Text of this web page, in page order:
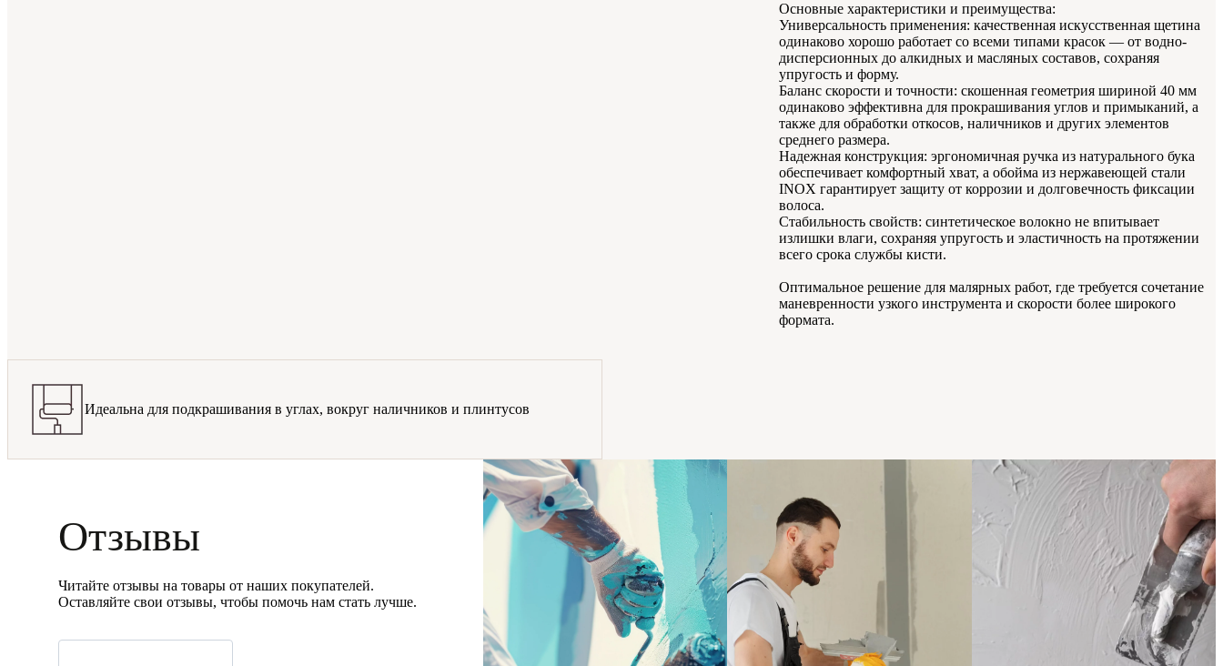
Основные характеристики и преимущества:
Универсальность применения: качественная искусственная щетина
одинаково хорошо работает со всеми типами красок — от водно-
дисперсионных до алкидных и масляных составов, сохраняя
упругость и форму.
Баланс скорости и точности: скошенная геометрия шириной 40 мм
одинаково эффективна для прокрашивания углов и примыканий, а
также для обработки откосов, наличников и других элементов
среднего размера.
Надежная конструкция: эргономичная ручка из натурального бука
обеспечивает комфортный хват, а обойма из нержавеющей стали
INOX гарантирует защиту от коррозии и долговечность фиксации
волоса.
Стабильность свойств: синтетическое волокно не впитывает
излишки влаги, сохраняя упругость и эластичность на протяжении
всего срока службы кисти.
Оптимальное решение для малярных работ, где требуется сочетание
маневренности узкого инструмента и скорости более широкого
формата.
Идеальна для подкрашивания в углах, вокруг наличников и плинтусов
Отзывы
Читайте отзывы на товары от наших покупателей.
Оставляйте свои отзывы, чтобы помочь нам стать лучше.